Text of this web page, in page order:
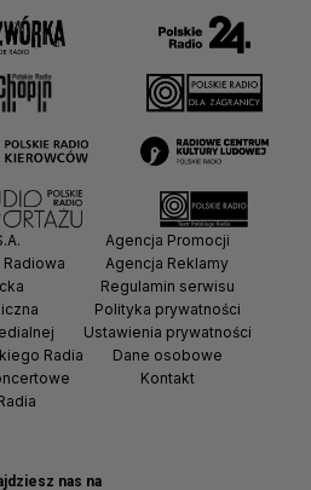
nas na
Radia
Agencja Promocji
Agencja Reklamy
Regulamin serwisu
Polityka prywatności
Ustawienia prywatności
Dane osobowe
Kontakt